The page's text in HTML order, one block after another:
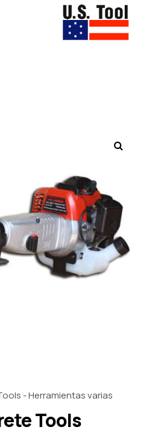
- Herramientas varias
Tools